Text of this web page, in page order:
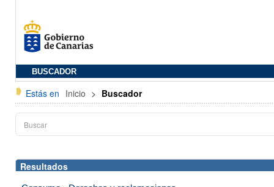
BUSCADOR
Estás en Inicio > Buscador
Resultados